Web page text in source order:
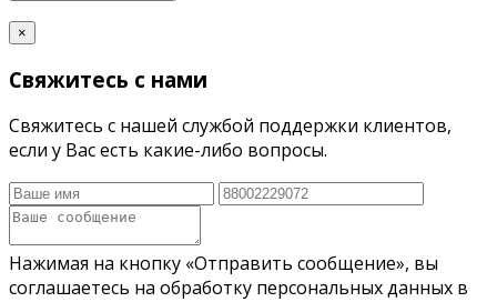
×
Свяжитесь с нами
Свяжитесь с нашей службой поддержки клиентов,
если у Вас есть какие-либо вопросы.
Нажимая на кнопку «Отправить сообщение», вы
соглашаетесь на обработку персональных данных в